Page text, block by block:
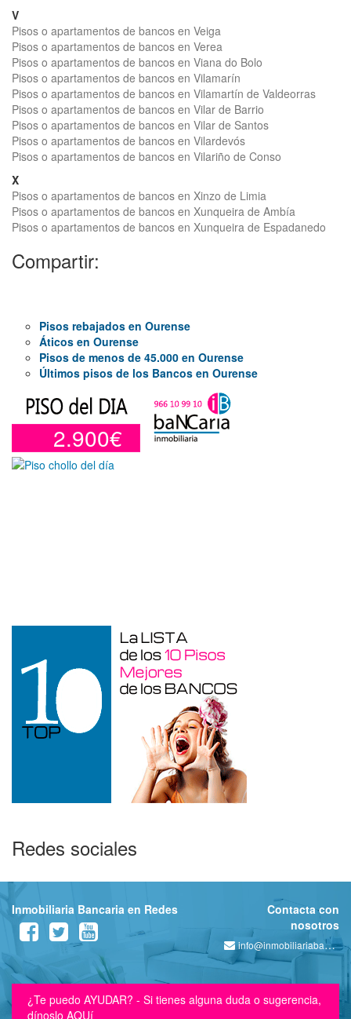
V
Pisos o apartamentos de bancos en Veiga
Pisos o apartamentos de bancos en Verea
Pisos o apartamentos de bancos en Viana do Bolo
Pisos o apartamentos de bancos en Vilamarín
Pisos o apartamentos de bancos en Vilamartín de Valdeorras
Pisos o apartamentos de bancos en Vilar de Barrio
Pisos o apartamentos de bancos en Vilar de Santos
Pisos o apartamentos de bancos en Vilardevós
Pisos o apartamentos de bancos en Vilariño de Conso
X
Pisos o apartamentos de bancos en Xinzo de Limia
Pisos o apartamentos de bancos en Xunqueira de Ambía
Pisos o apartamentos de bancos en Xunqueira de Espadanedo
Compartir:
Pisos rebajados en Ourense
Áticos en Ourense
Pisos de menos de 45.000 en Ourense
Últimos pisos de los Bancos en Ourense
2.900€
Redes sociales
Inmobiliaria Bancaria en Redes
Contacta con
nosotros
info@inmobiliariabancaria.com
¿Te puedo AYUDAR? - Si tienes alguna duda o sugerencia,
dínoslo AQUí